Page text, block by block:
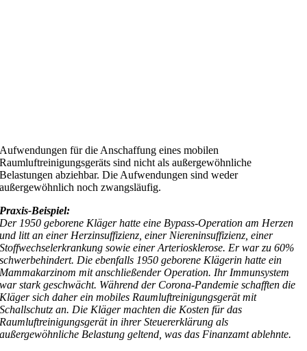
Aufwendungen für die Anschaffung eines mobilen
Raumluftreinigungsgeräts sind nicht als außergewöhnliche
Belastungen abziehbar. Die Aufwendungen sind weder
außergewöhnlich noch zwangsläufig.
Praxis-Beispiel:
Der 1950 geborene Kläger hatte eine Bypass-Operation am Herzen
und litt an einer Herzinsuffizienz, einer Niereninsuffizienz, einer
Stoffwechselerkrankung sowie einer Arteriosklerose. Er war zu 60%
schwerbehindert. Die ebenfalls 1950 geborene Klägerin hatte ein
Mammakarzinom mit anschließender Operation. Ihr Immunsystem
war stark geschwächt. Während der Corona-Pandemie schafften die
Kläger sich daher ein mobiles Raumluftreinigungsgerät mit
Schallschutz an. Die Kläger machten die Kosten für das
Raumluftreinigungsgerät in ihrer Steuererklärung als
außergewöhnliche Belastung geltend, was das Finanzamt ablehnte.